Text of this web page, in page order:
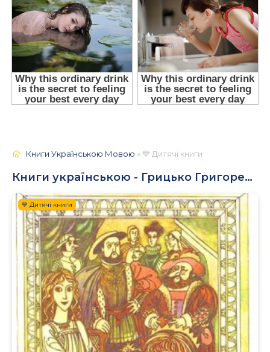
Книги Українською Мовою » 💙 Дитячі книги
Книги українською - Грицько Григоренко
💙 Дитячі книги